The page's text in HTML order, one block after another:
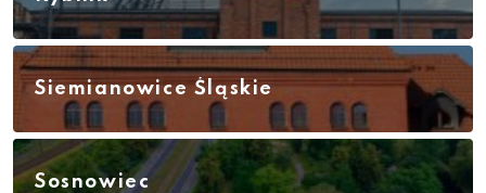
Siemianowice Śląskie
Sosnowiec